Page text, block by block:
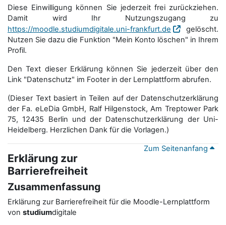
Diese Einwilligung können Sie jederzeit frei zurückziehen.
Damit wird Ihr Nutzungszugang zu
https://moodle.studiumdigitale.uni-frankfurt.de
gelöscht.
Nutzen Sie dazu die Funktion "Mein Konto löschen" in Ihrem
Profil.
Den Text dieser Erklärung können Sie jederzeit über den
Link "Datenschutz" im Footer in der Lernplattform abrufen.
(Dieser Text basiert in Teilen auf der Datenschutzerklärung
der Fa. eLeDia GmbH, Ralf Hilgenstock, Am Treptower Park
75, 12435 Berlin und der Datenschutzerklärung der Uni-
Heidelberg. Herzlichen Dank für die Vorlagen.)
Zum Seitenanfang
Erklärung zur
Barrierefreiheit
Zusammenfassung
Erklärung zur Barrierefreiheit für die Moodle-Lernplattform
von studiumdigitale